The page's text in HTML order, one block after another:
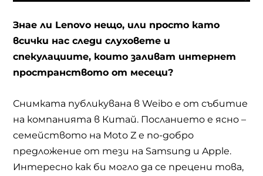
Знае ли Lenovo нещо, или просто като
всички нас следи слуховете и
спекулациите, които заливат интернет
пространството от месеци?
Снимката публикувана вWeiboе от събитие
на компанията в Китай. Посланието е ясно –
семейството на Moto Zе по-добро
предложение от тези на Samsung иApple.
Интересно как би могло да се прецени това,